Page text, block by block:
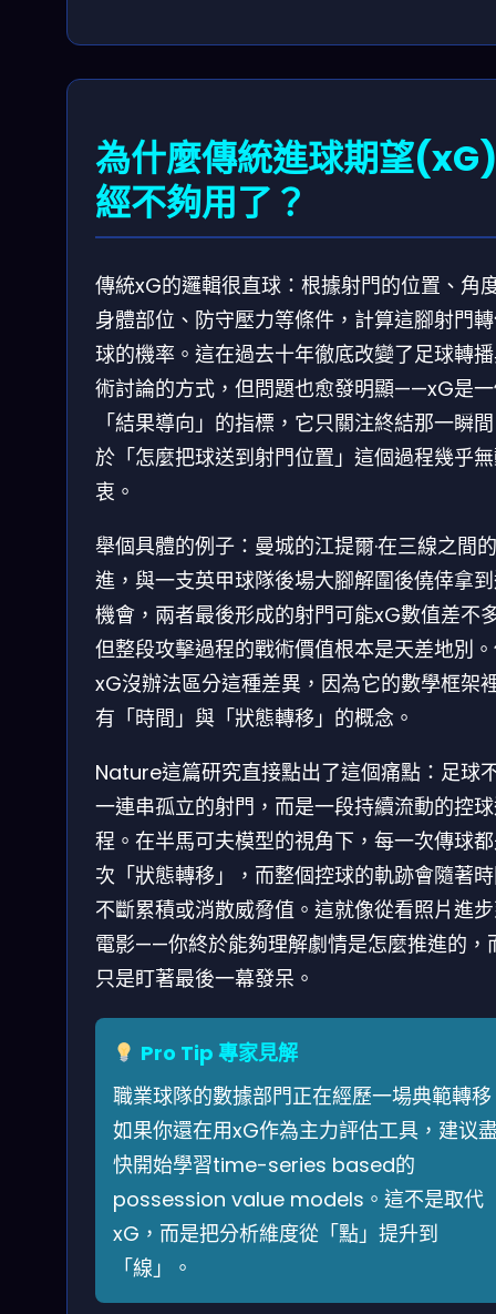
為什麼傳統進球期望
經不夠用了？
傳統xG的邏輯很直球：根據射門的位置、角
身體部位、防守壓力等條件，計算這腳射門
球的機率。這在過去十年徹底改變了足球轉
術討論的方式，但問題也愈發明顯——xG是
「結果導向」的指標，它只關注終結那一瞬
於「怎麼把球送到射門位置」這個過程幾乎
衷。
舉個具體的例子：曼城的江提爾·在三線之間
進，與一支英甲球隊後場大腳解圍後僥倖拿
機會，兩者最後形成的射門可能xG數值差不
但整段攻擊過程的戰術價值根本是天差地別
xG沒辦法區分這種差異，因為它的數學框架
有「時間」與「狀態轉移」的概念。
Nature這篇研究直接點出了這個痛點：足球
一連串孤立的射門，而是一段持續流動的控
程。在半馬可夫模型的視角下，每一次傳球
次「狀態轉移」，而整個控球的軌跡會隨著
不斷累積或消散威脅值。這就像從看照片進
電影——你終於能夠理解劇情是怎麼推進的，
只是盯著最後一幕發呆。
Pro Tip 專家見解
職業球隊的數據部門正在經歷一場典範轉
如果你還在用xG作為主力評估工具，建议
快開始學習time-series based的
possession value models。這不是取代
xG，而是把分析維度從「點」提升到
「線」。